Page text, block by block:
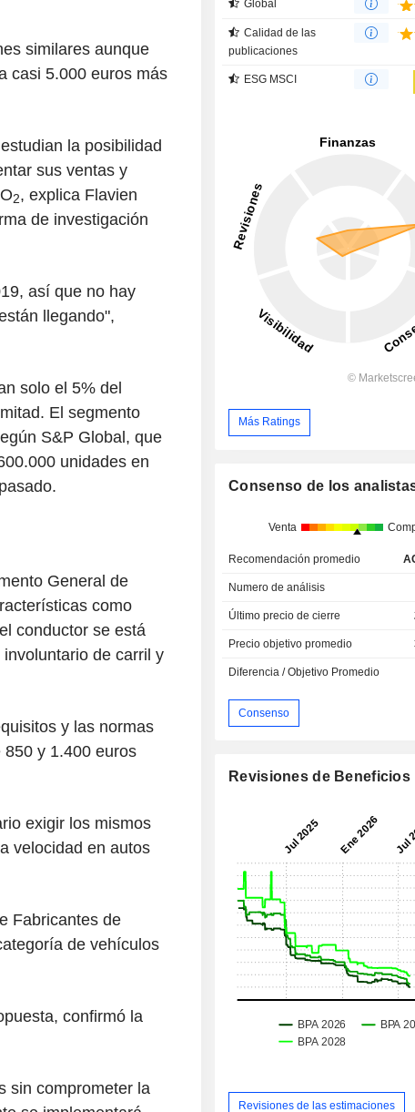
similares aunque
casi 5.000 euros más
la posibilidad
sus ventas y
2, explica Flavien
de investigación
así que no hay
llegando",
solo el 5% del
El segmento
S&P Global, que
unidades en
General de
como
conductor se está
de carril y
y las normas
y 1.400 euros
exigir los mismos
velocidad en autos
Fabricantes de
de vehículos
confirmó la
sin comprometer la
Global
Calidad de las
publicaciones
ESG MSCI
Más Ratings
Consenso de los
Venta
Recomendación promedio
Numero de análisis
Último precio de cierre
Precio objetivo promedio
Diferencia / Objetivo Promedio
Consenso
Revisiones de Beneficios
Revisiones de las estimaciones